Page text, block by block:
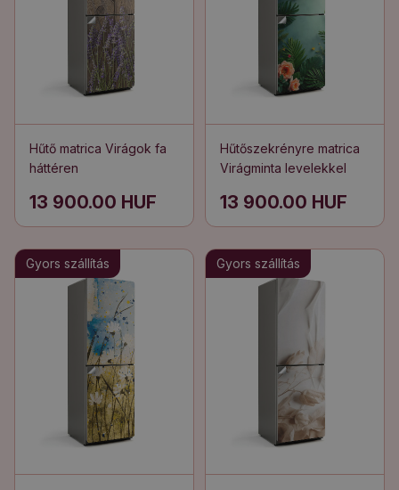
Hűtő matrica Virágok fa
háttéren
13 900.00 HUF
Hűtőszekrényre matrica
Virágminta levelekkel
13 900.00 HUF
Gyors szállítás Gyors szállítás